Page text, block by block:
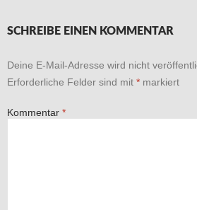
SCHREIBE EINEN KOMMENTAR
Deine E-Mail-Adresse wird nicht
Erforderliche Felder sind mit * markiert
Kommentar *